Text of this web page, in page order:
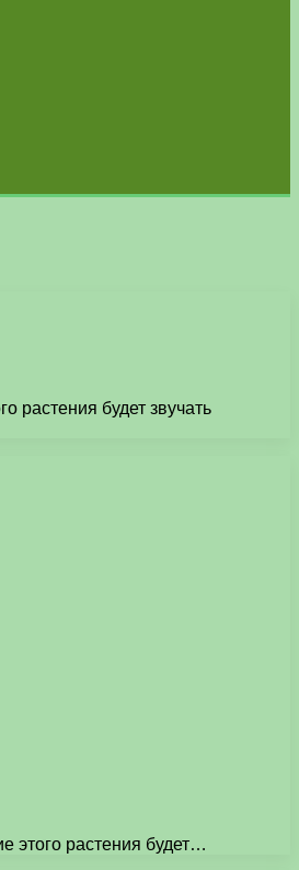
растения будет звучать
этого растения будет…